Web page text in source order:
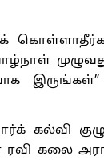
கல்வி
ரவி கலை